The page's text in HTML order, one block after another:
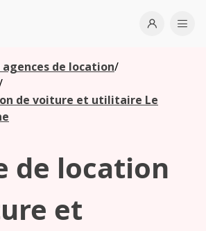
Open
agences de location/
de voiture et utilitaire Le
de location
et